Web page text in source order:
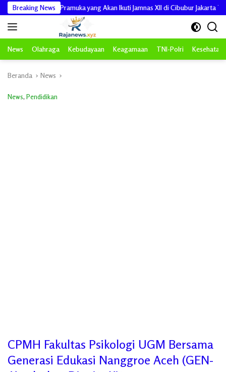
Langsung
ke
konten
Breaking News
Pramuka yang Akan Ikuti Jamnas XII di Cibubur Jakarta Timur
News Olahraga Kebudayaan Keagamaan TNI-Polri Kesehatan
Beranda News
News, Pendidikan
CPMH Fakultas Psikologi UGM Bersama
Generasi Edukasi Nanggroe Aceh (GEN-